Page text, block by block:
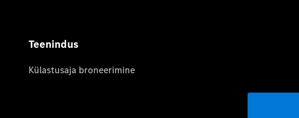
Teenindus
Külastusaja broneerimine